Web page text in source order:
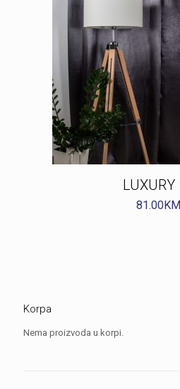
LUXURY
81.00KM
Korpa
Nema proizvoda u korpi.